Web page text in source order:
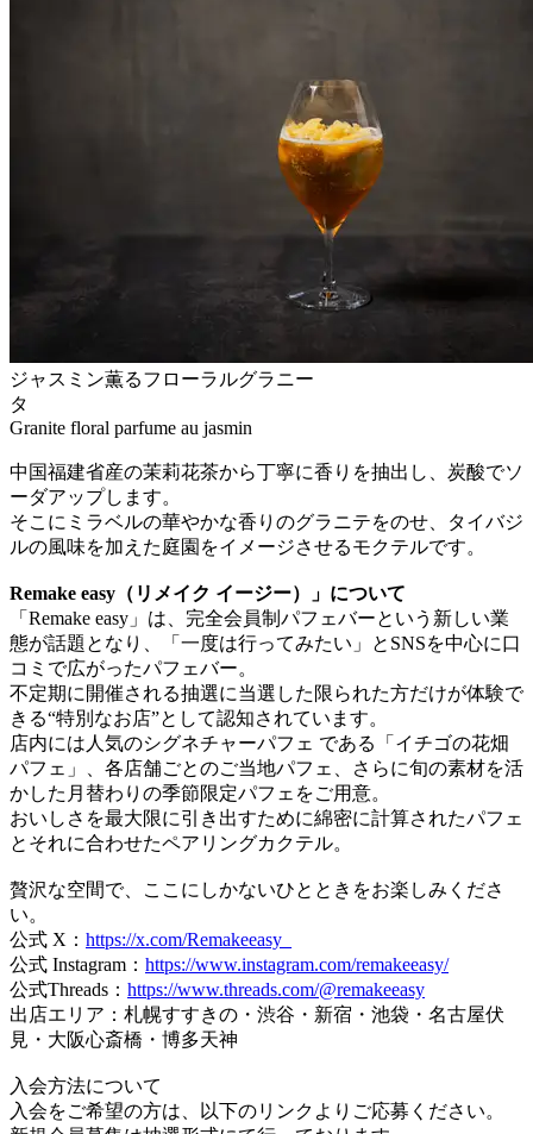
ジャスミン薫るフローラルグラニー
Granite floral parfume au jasmin
中国福建省産の茉莉花茶から丁寧に香りを抽出し、炭酸でソ
ーダアップします。
そこにミラベルの華やかな香りのグラニテをのせ、タイバジ
ルの風味を加えた庭園をイメージさせるモクテルです。
Remake easy（リメイク イージー）」について
「Remake easy」は、完全会員制パフェバーという新しい業
態が話題となり、「一度は行ってみたい」とSNSを中心に口
コミで広がったパフェバー。
不定期に開催される抽選に当選した限られた方だけが体験で
きる“特別なお店”として認知されています。
店内には人気のシグネチャーパフェ である「イチゴの花畑
パフェ」、各店舗ごとのご当地パフェ、さらに旬の素材を活
かした月替わりの季節限定パフェをご用意。
おいしさを最大限に引き出すために綿密に計算されたパフェ
とそれに合わせたペアリングカクテル。
贅沢な空間で、ここにしかないひとときをお楽しみくださ
い。
公式 X： https://x.com/Remakeeasy_
公式 Instagram： https://www.instagram.com/remakeeasy/
公式Threads： https://www.threads.com/@remakeeasy
出店エリア：札幌すすきの・渋谷・新宿・池袋・名古屋伏
見・大阪心斎橋・博多天神
入会方法について
入会をご希望の方は、以下のリンクよりご応募ください。